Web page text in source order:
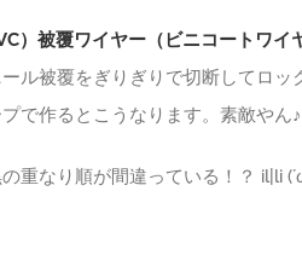
）被覆ワイヤー（ビニコートワイ
ル被覆をぎりぎりで切断してロッ
で作るとこうなります。素敵やん♪
重なり順が間違っている！？ il|li